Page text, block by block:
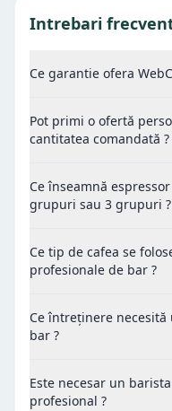
Intrebari
Ce garantie ofera
Pot primi o ofertă
cantitatea comandată ?
Ce înseamnă
grupuri sau 3 grupuri ?
Ce tip de cafea se
profesionale de bar ?
Ce întreținere
bar ?
Este necesar un
profesional ?